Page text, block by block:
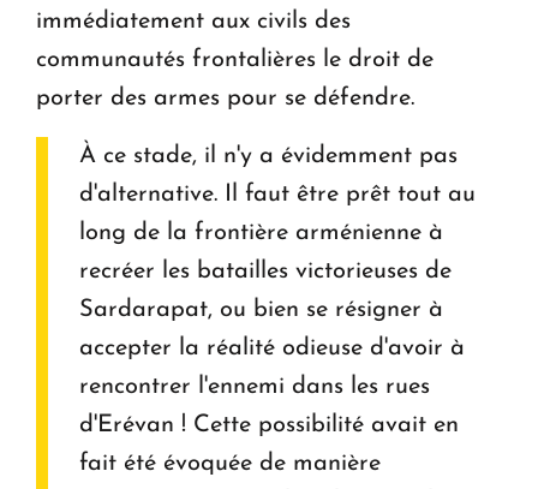
immédiatement aux civils des
communautés frontalières le droit de
porter des armes pour se défendre.
À ce stade, il n'y a évidemment pas
d'alternative. Il faut être prêt tout au
long de la frontière arménienne à
recréer les batailles victorieuses de
Sardarapat, ou bien se résigner à
accepter la réalité odieuse d'avoir à
rencontrer l'ennemi dans les rues
d'Erévan ! Cette possibilité avait en
fait été évoquée de manière